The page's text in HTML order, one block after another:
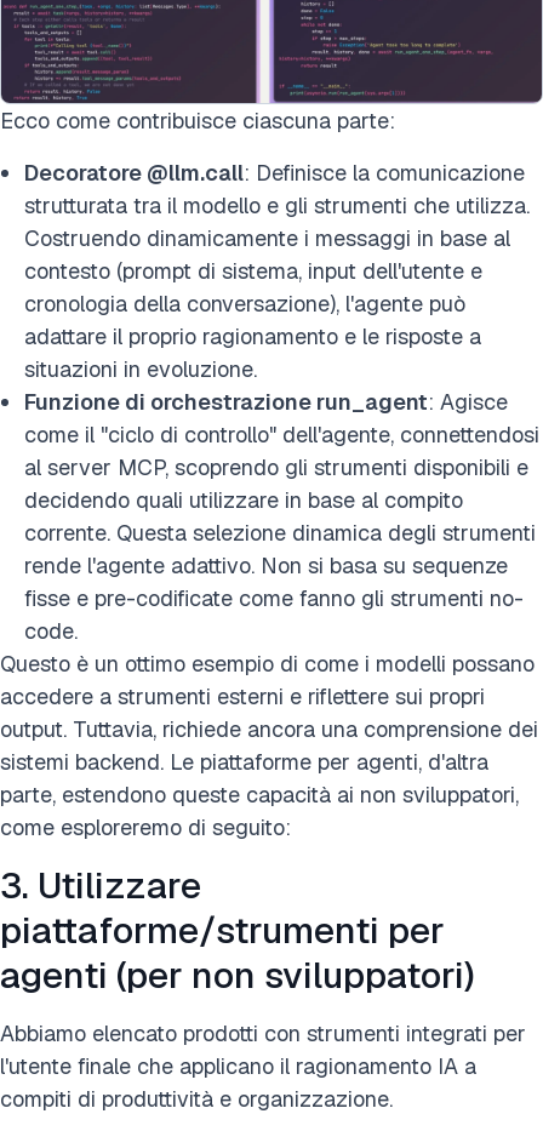
Ecco come contribuisce ciascuna parte:
Decoratore @llm.call: Definisce la comunicazione
strutturata tra il modello e gli strumenti che utilizza.
Costruendo dinamicamente i messaggi in base al
contesto (prompt di sistema, input dell'utente e
cronologia della conversazione), l'agente può
adattare il proprio ragionamento e le risposte a
situazioni in evoluzione.
Funzione di orchestrazione run_agent: Agisce
come il "ciclo di controllo" dell'agente, connettendosi
al server MCP, scoprendo gli strumenti disponibili e
decidendo quali utilizzare in base al compito
corrente. Questa selezione dinamica degli strumenti
rende l'agente adattivo. Non si basa su sequenze
fisse e pre-codificate come fanno gli strumenti no-
code.
Questo è un ottimo esempio di come i modelli possano
accedere a strumenti esterni e riflettere sui propri
output. Tuttavia, richiede ancora una comprensione dei
sistemi backend. Le piattaforme per agenti, d'altra
parte, estendono queste capacità ai non sviluppatori,
come esploreremo di seguito:
3. Utilizzare
piattaforme/strumenti per
agenti (per non sviluppatori)
Abbiamo elencato prodotti con strumenti integrati per
l'utente finale che applicano il ragionamento IA a
compiti di produttività e organizzazione.